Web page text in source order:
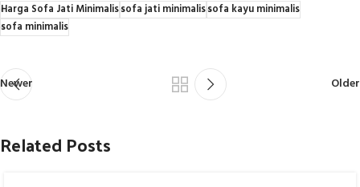
Harga Sofa Jati Minimalissofa jati minimalissofa kayu minimalis
sofa minimalis
Newer Older
Related Posts